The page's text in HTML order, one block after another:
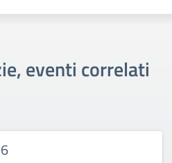
eventi correlati